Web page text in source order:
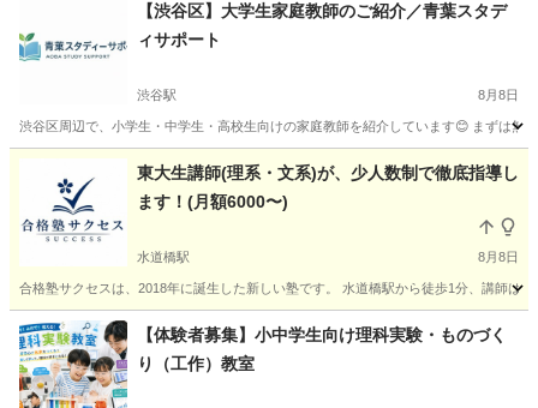
【渋谷区】大学生家庭教師のご紹介／青葉スタデ
ィサポート
渋谷駅 8月8日
渋谷区周辺で、小学生・中学生・高校生向けの家庭教師を紹介しています😊 まずは
東京 渋谷区 渋谷駅 家庭教師 小学生
東大生講師(理系・文系)が、少人数制で徹底指導し
ます！(月額6000〜)
水道橋駅 8月8日
合格塾サクセスは、2018年に誕生した新しい塾です。 水道橋駅から徒歩1分、講師は
東京 文京区 水道橋駅 塾 数学
【体験者募集】小中学生向け理科実験・ものづく
り（工作）教室